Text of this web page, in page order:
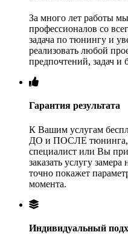
За много лет работы
профессионалов со
задача по тюнингу и
реализовать любой
предпочтений, задач и
Гарантия результата
К Вашим услугам
ДО и ПОСЛЕ тюнинга,
специалист или Вы
заказать услугу
точно покажет
момента.
Индивидуальный